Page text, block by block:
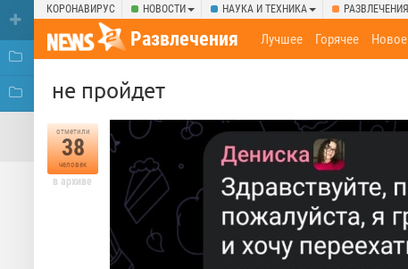
КОРОНАВИРУС НОВОСТИ НАУКА И ТЕХНИКА РАЗВЛЕЧЕНИЯ
Развлечения Лучшее Горячее Новое
не пройдет
отметили
38
человек
в архиве